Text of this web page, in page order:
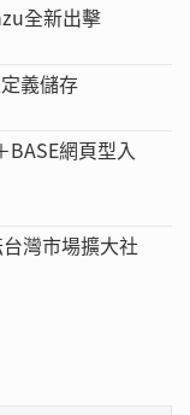
全新出擊
義儲存
網頁型入
灣市場擴大社